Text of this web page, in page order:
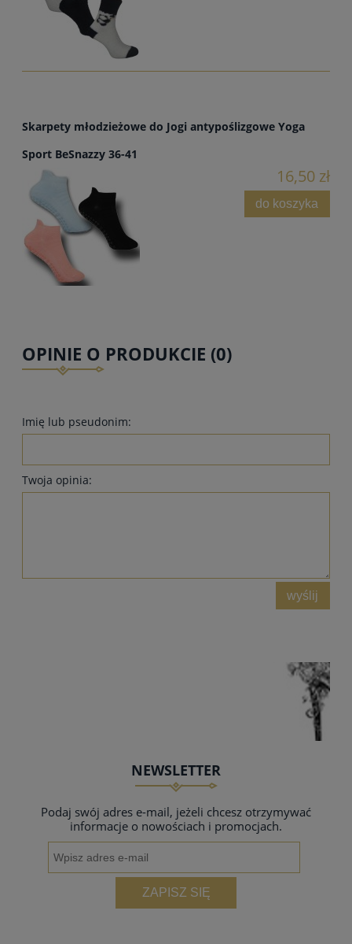
Skarpety młodzieżowe do Jogi antypoślizgowe Yoga
Sport BeSnazzy 36-41
16,50 zł
do koszyka
OPINIE O PRODUKCIE (0)
Imię lub pseudonim:
Twoja opinia:
wyślij
NEWSLETTER
Podaj swój adres e-mail, jeżeli chcesz otrzymywać
informacje o nowościach i promocjach.
ZAPISZ SIĘ